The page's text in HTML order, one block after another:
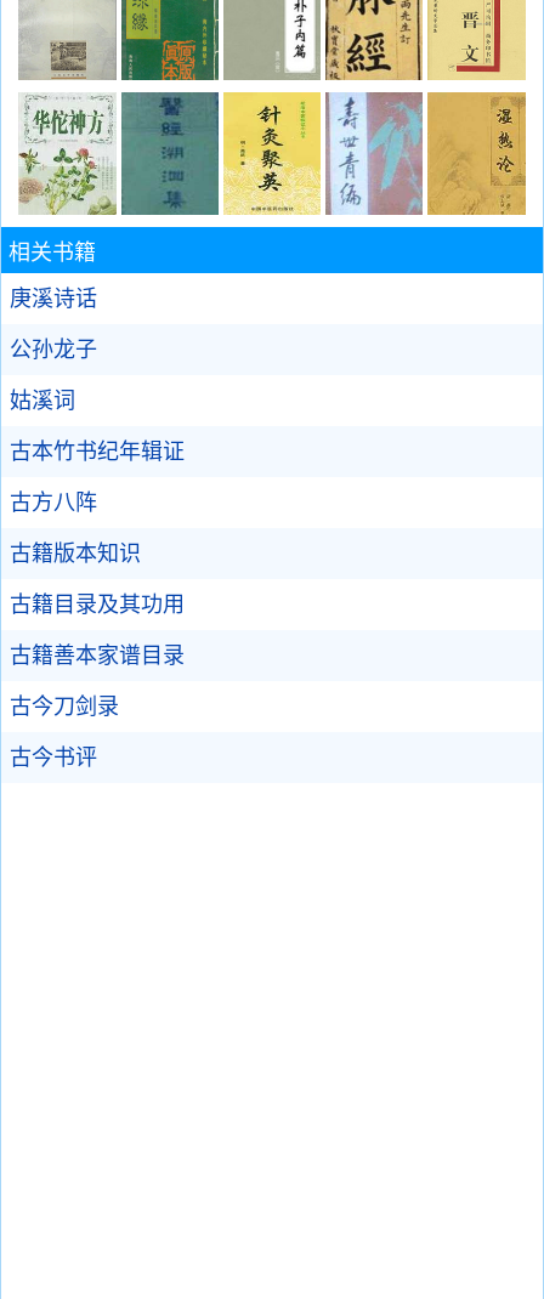
相关书籍
庚溪诗话
公孙龙子
姑溪词
古本竹书纪年辑证
古方八阵
古籍版本知识
古籍目录及其功用
古籍善本家谱目录
古今刀剑录
古今书评